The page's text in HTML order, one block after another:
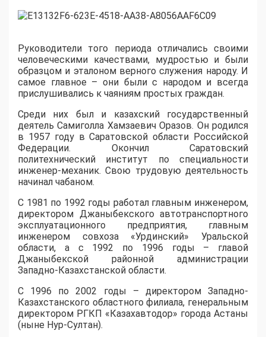
Руководители того периода отличались своими
человеческими качествами, мудростью и были
образцом и эталоном верного служения народу. И
самое главное – они были с народом и всегда
прислушивались к чаяниям простых граждан.
Среди них был и казахский государственный
деятельСамиголла Хамзаевич Оразов. Он родился
в 1957 году в Саратовской области Российской
Федерации. Окончил Саратовский
политехнический институт по специальности
инженер-механик. Свою трудовую деятельность
начинал чабаном.
С 1981 по 1992 годы работал главным инженером,
директором Джаныбекского автотранспортного
эксплуатационного предприятия, главным
инженером совхоза «Урдинский» Уральской
области, а с 1992 по 1996 годы – главой
Джаныбекской районной администрации
Западно-Казахстанской области.
С 1996 по 2002 годы – директором Западно-
Казахстанского областного филиала, генеральным
директором РГКП «Казахавтодор» города Астаны
(ныне Нур-Султан).